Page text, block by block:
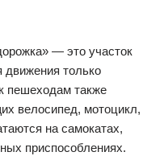
— это участок
движения только
пешеходам также
велосипед, мотоцикл,
на самокатах,
приспособлениях.